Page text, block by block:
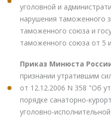
уголовной и
нарушения таможенного
таможенного союза и
таможенного союза от 5
Приказ Минюста России
признании утратившим
от 12.12.2006 N 358 "Об
порядке санаторно-
уголовно-